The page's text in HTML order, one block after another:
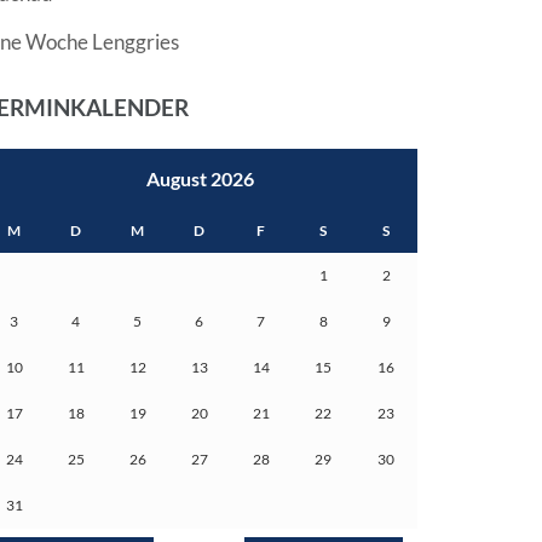
Woche Lenggries
August 2026
M D M D F S S
1 2
3 4 5 6 7 8 9
10 11 12 13 14 15 16
17 18 19 20 21 22 23
24 25 26 27 28 29 30
31